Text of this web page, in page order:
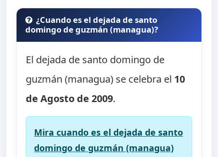
¿Cuando es el dejada de santo
domingo de guzmán (managua)?
El dejada de santo domingo de
guzmán (managua) se celebra el 10
de Agosto de 2009.
Mira cuando es el dejada de santo
domingo de guzmán (managua)